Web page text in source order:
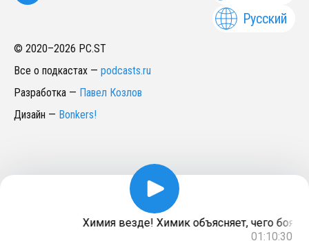
Русский
© 2020–2026 PC.ST
Все о подкастах — podcasts.ru
Разработка — Павел Козлов
Дизайн — Bonkers!
Химия везде! Химик объясняет, чего
01:10:30